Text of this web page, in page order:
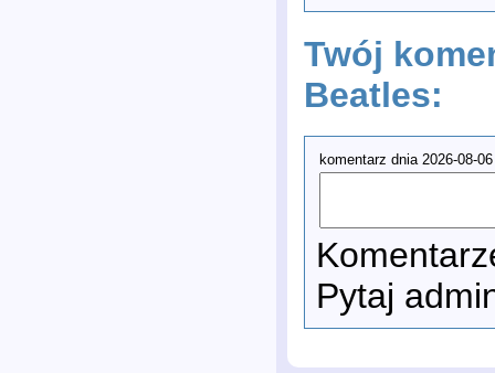
Twój
Beatles:
komentarz dnia 2026-08-
Pytaj